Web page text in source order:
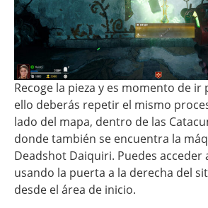
Recoge la pieza y es momento de ir
ello deberás repetir el mismo
lado del mapa, dentro de las
donde también se encuentra la
Deadshot Daiquiri. Puedes acceder
usando la puerta a la derecha del
desde el área de inicio.